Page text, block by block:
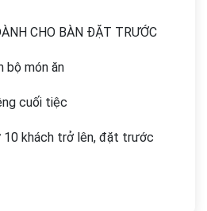
CHO BÀN ĐẶT TRƯỚC
bộ món ăn
cuối tiệc
10 khách trở lên, đặt trước